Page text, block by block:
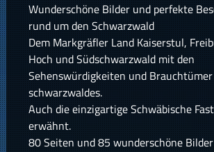
Wunderschöne Bilder und perfekte
rund um den Schwarzwald
Dem Markgräfler Land Kaiserstul,
Hoch und Südschwarzwald mit den
Sehenswürdigkeiten und
schwarzwaldes.
Auch die einzigartige Schwäbische
erwähnt.
80 Seiten und 85 wunderschöne Bilder